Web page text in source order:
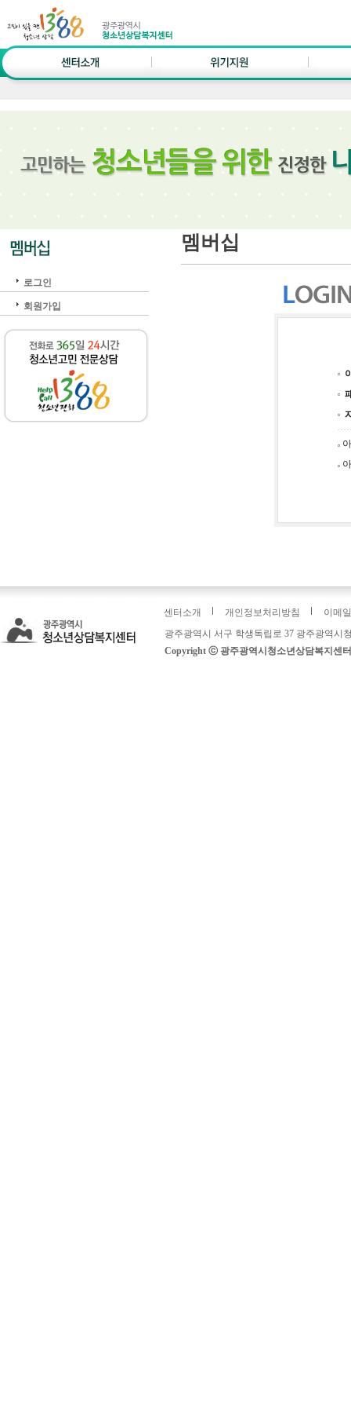
로그인
회원가입
멤버십
센터소개 개인정보처리방침
이메
광주광역시 서구 학생독립로 37 광주광역시
Copyright ⓒ 광주광역시청소년상담복지센